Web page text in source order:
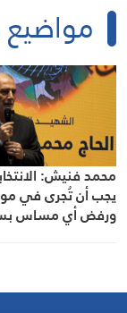
محمد فنيش:
يجب أن تُجرى في
ورفض أي مساس